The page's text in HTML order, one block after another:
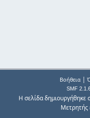
Βοήθεια|
SMF
Η σελίδα
Μετρητής